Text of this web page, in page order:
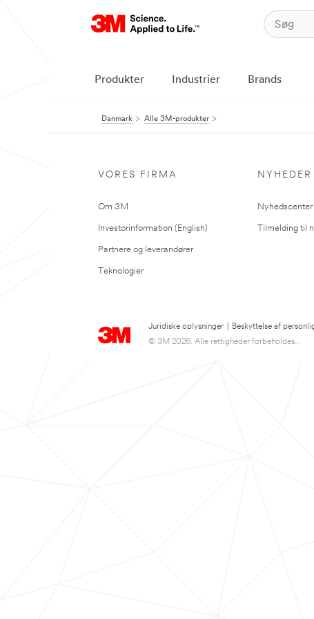
Produkter Industrier Brands
Danmark Alle 3M-produkter
VORES FIRMA
Om 3M
Investorinformation (English)
Partnere og leverandører
Teknologier
NYHEDER
Nyhedscenter
Tilmelding til
Juridiske oplysninger Beskyttelse af
© 3M 2026. Alle rettigheder forbeholdes...